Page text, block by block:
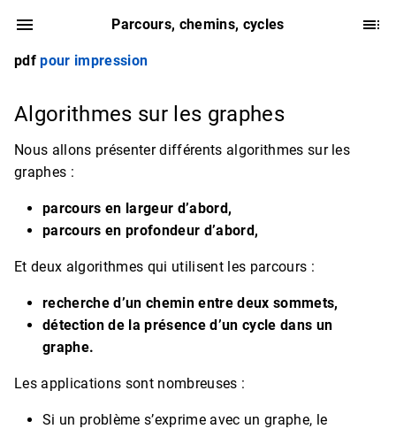
Parcours, chemins, cycles
pdfpour impression
Algorithmes sur les graphes
Nous allons présenter différents algorithmes sur les
graphes :
parcours en largeur d’abord,
parcours en profondeur d’abord,
Et deux algorithmes qui utilisent les parcours :
recherche d’un chemin entre deux sommets,
détection de la présence d’un cycle dans un
graphe.
Les applications sont nombreuses :
Si un problème s’exprime avec un graphe, le